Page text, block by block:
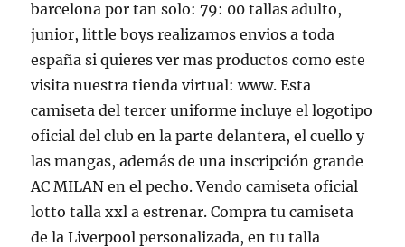
barcelona por tan solo: 79: 00 tallas adulto,
junior, little boys realizamos envios a toda
españa si quieres ver mas productos como este
visita nuestra tienda virtual: www. Esta
camiseta del tercer uniforme incluye el logotipo
oficial del club en la parte delantera, el cuello y
las mangas, además de una inscripción grande
AC MILAN en el pecho. Vendo camiseta oficial
lotto talla xxl a estrenar. Compra tu camiseta
de la Liverpool personalizada, en tu talla